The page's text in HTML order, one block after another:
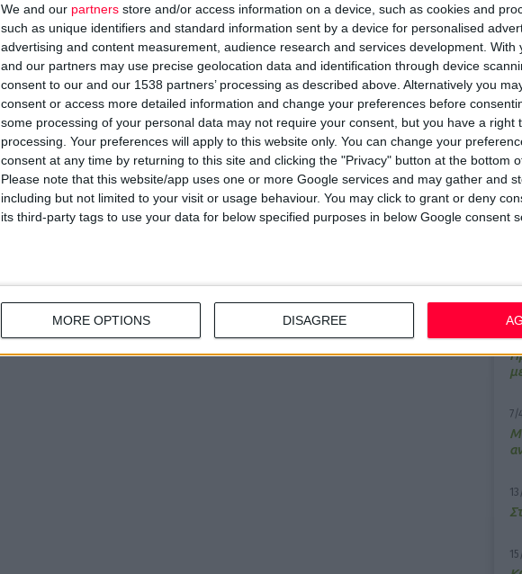
We and our partners store and/or access information on a device, such as cookies and
such as unique identifiers and standard information sent by a device for personalised
advertising and content measurement, audience research and services development. With
and our partners may use precise geolocation data and identification through device
consent to our and our 1538 partners’ processing as described above. Alternatively you
consent or access more detailed information and change your preferences before
some processing of your personal data may not require your consent, but you have a right
processing. Your preferences will apply to this website only. You can change your
consent at any time by returning to this site and clicking the "Privacy" button at the bottom
Please note that this website/app uses one or more Google services and may gather and
including but not limited to your visit or usage behaviour. You may click to grant or deny
its third-party tags to use your data for below specified purposes in below Google consent
MORE OPTIONS DISAGREE
7/
28/7/2026 4:21:24 μμ
Ντροπή για τη χώρα οι ελλείψεις φαρμάκων στις τουριστικές
περιοχές
Ειδική διαχείριση ζητά ο Κ. Βαρδιάμπασης
27/7/2026 3:54:33 μμ